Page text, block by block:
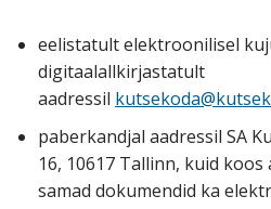
eelistatult elektroonilisel
digitaalallkirjastatult
aadressil
paberkandjal aadressil SA
16, 10617 Tallinn, kuid
samad dokumendid ka